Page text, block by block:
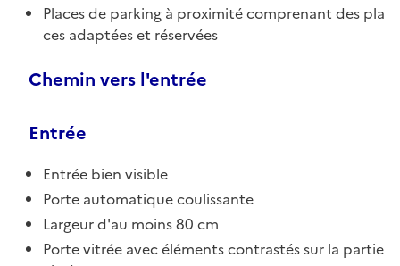
Places de parking à proximité comprenant des pla
ces adaptées et réservées
Chemin vers l'entrée
Entrée
Entrée bien visible
Porte automatique coulissante
Largeur d'au moins 80 cm
Porte vitrée avec éléments contrastés sur la partie